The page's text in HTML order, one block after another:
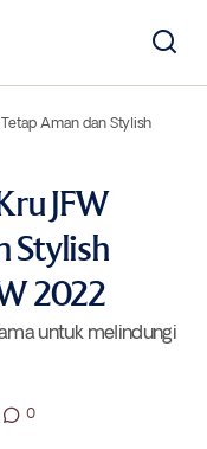
Aman dan Stylish
JFW
Stylish
2022
untuk melindungi
0